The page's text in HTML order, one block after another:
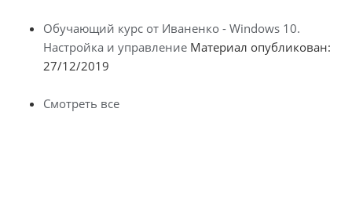
Обучающий курс от Иваненко - Windows 10.
Настройка и управление Материал опубликован:
27/12/2019
Смотреть все